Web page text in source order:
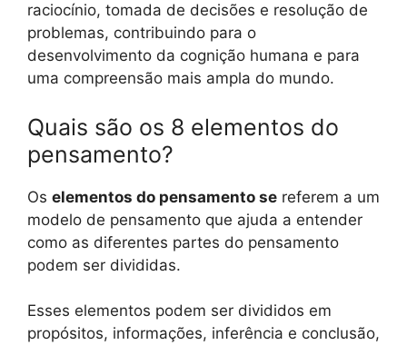
raciocínio, tomada de decisões e resolução de
problemas, contribuindo para o
desenvolvimento da cognição humana e para
uma compreensão mais ampla do mundo.
Quais são os 8 elementos do
pensamento?
Os elementos do pensamento se referem a um
modelo de pensamento que ajuda a entender
como as diferentes partes do pensamento
podem ser divididas.
Esses elementos podem ser divididos em
propósitos, informações, inferência e conclusão,